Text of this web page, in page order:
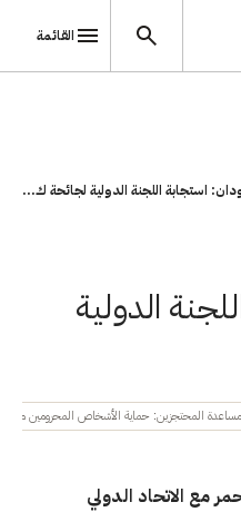
القائمة
استجابة اللجنة الدولية لجائحة ك...
الدولية
مساعدة المحتجزين: حماية الأشخاص المحرومين من
مع الاتحاد الدولي